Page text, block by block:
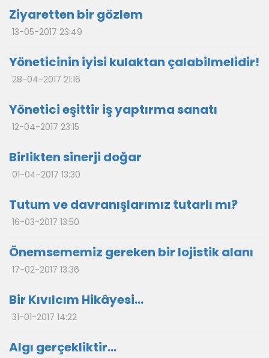
Ziyaretten bir gözlem
13-05-2017 23:49
Yöneticinin iyisi kulaktan çalabilmelidir!
28-04-2017 21:16
Yönetici eşittir iş yaptırma sanatı
12-04-2017 23:15
Birlikten sinerji doğar
01-04-2017 13:30
Tutum ve davranışlarımız tutarlı mı?
16-03-2017 13:50
Önemsememiz gereken bir lojistik alanı
17-02-2017 13:36
Bir Kıvılcım Hikâyesi…
31-01-2017 14:22
Algı gerçekliktir…